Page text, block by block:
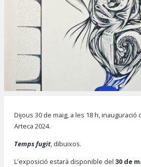
Dijous 30 de maig, a les 18 h,
Arteca 2024.
Temps fugit, dibuixos.
L'exposició estarà disponible del 30 de